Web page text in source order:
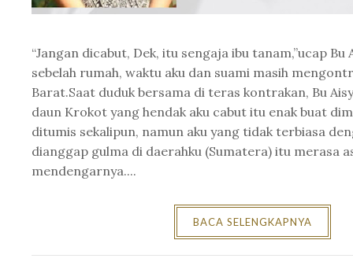
“Jangan dicabut, Dek, itu sengaja ibu tanam,”ucap Bu
sebelah rumah, waktu aku dan suami masih
Barat.Saat duduk bersama di teras kontrakan, Bu
daun Krokot yang hendak aku cabut itu enak buat
ditumis sekalipun, namun aku yang tidak terbiasa
dianggap gulma di daerahku (Sumatera) itu merasa
mendengarnya....
BACA SELENGKAPNYA